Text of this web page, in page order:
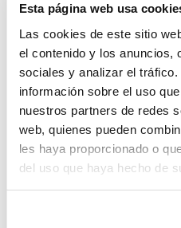
Esta página web usa
Las cookies de este sitio
el contenido y los anuncios,
sociales y analizar el
información sobre el uso
nuestros partners de redes
web, quienes pueden
les haya proporcionado o
del uso que haya hecho de
AUDI Q3
Advanced TFSI
110 kW S tronic
570
€/